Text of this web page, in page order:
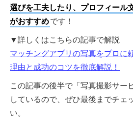
選びを工夫したり、プロフィール
がおすすめです！
▼詳しくはこちらの記事で解説
マッチングアプリの写真をプロに
理由と成功のコツを徹底解説！
この記事の後半で「写真撮影サー
しているので、ぜひ最後までチェ
い。